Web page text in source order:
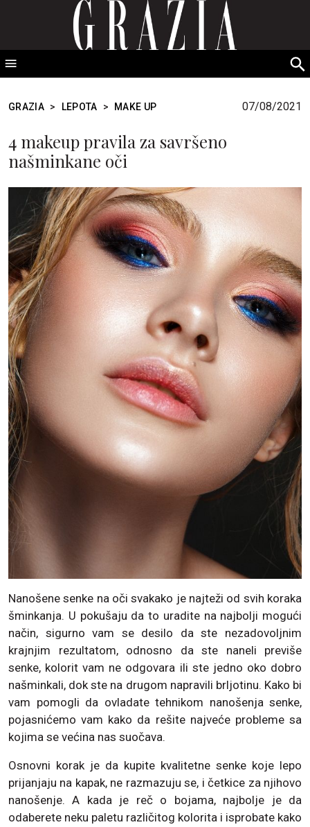
GRAZIA Srbija
GRAZIA > LEPOTA > MAKE UP 07/08/2021
4 makeup pravila za savršeno
našminkane oči
Nanošene senke na oči svakako je najteži od svih koraka
šminkanja. U pokušaju da to uradite na najbolji mogući
način, sigurno vam se desilo da ste nezadovoljnim
krajnjim rezultatom, odnosno da ste naneli previše
senke, kolorit vam ne odgovara ili ste jedno oko dobro
našminkali, dok ste na drugom napravili brljotinu. Kako bi
vam pomogli da ovladate tehnikom nanošenja senke,
pojasnićemo vam kako da rešite najveće probleme sa
kojima se većina nas suočava.
Osnovni korak je da kupite kvalitetne senke koje lepo
prijanjaju na kapak, ne razmazuju se, i četkice za njihovo
nanošenje. A kada je reč o bojama, najbolje je da
odaberete neku paletu različitog kolorita i isprobate kako